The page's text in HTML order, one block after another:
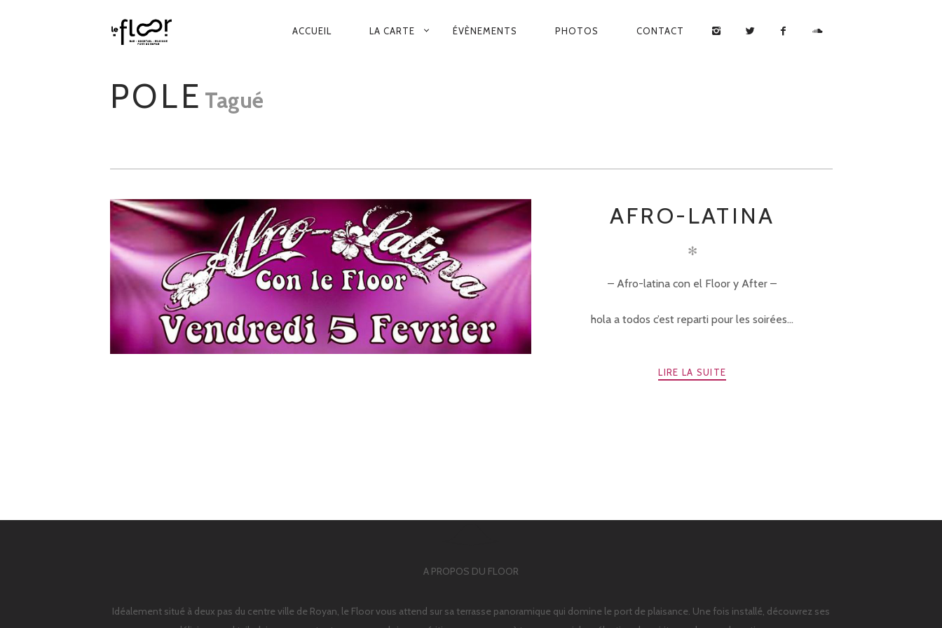
NAVIGATION
ACCUEIL LA CARTE ÉVÈNEMENTS PHOTOS CONTACT
POLE Tagué
AFRO-LATINA
✻
– Afro-latina con el Floor y After –
hola a todos c’est reparti pour les soirées...
LIRE LA SUITE
A PROPOS DU FLOOR
Idéalement situé à deux pas du centre ville de Royan, le Floor vous attend sur sa terrasse panoramique qui domine le port de plaisance. Une fois installé, découvrez ses